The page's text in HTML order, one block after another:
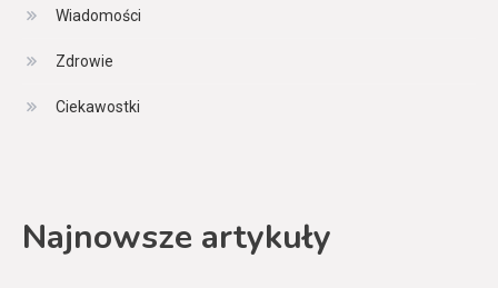
Wiadomości
Zdrowie
Ciekawostki
Najnowsze artykuły